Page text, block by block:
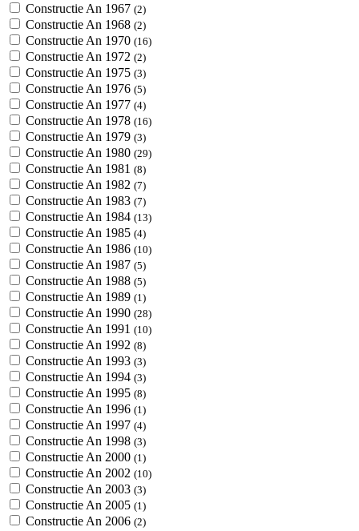
Constructie An 1967 (2)
Constructie An 1968 (2)
Constructie An 1970 (16)
Constructie An 1972 (2)
Constructie An 1975 (3)
Constructie An 1976 (5)
Constructie An 1977 (4)
Constructie An 1978 (16)
Constructie An 1979 (3)
Constructie An 1980 (29)
Constructie An 1981 (8)
Constructie An 1982 (7)
Constructie An 1983 (7)
Constructie An 1984 (13)
Constructie An 1985 (4)
Constructie An 1986 (10)
Constructie An 1987 (5)
Constructie An 1988 (5)
Constructie An 1989 (1)
Constructie An 1990 (28)
Constructie An 1991 (10)
Constructie An 1992 (8)
Constructie An 1993 (3)
Constructie An 1994 (3)
Constructie An 1995 (8)
Constructie An 1996 (1)
Constructie An 1997 (4)
Constructie An 1998 (3)
Constructie An 2000 (1)
Constructie An 2002 (10)
Constructie An 2003 (3)
Constructie An 2005 (1)
Constructie An 2006 (2)